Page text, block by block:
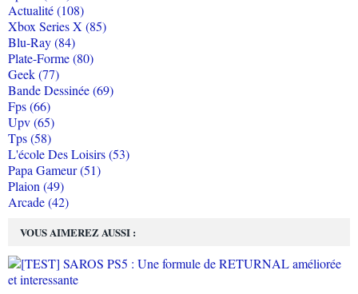
VOUS AIMEREZ AUSSI :
Actualité (108)
Xbox Series X (85)
Blu-Ray (84)
Plate-Forme (80)
Geek (77)
Bande Dessinée (69)
Fps (66)
Upv (65)
Tps (58)
L'école Des Loisirs (53)
Papa Gameur (51)
Plaion (49)
Arcade (42)